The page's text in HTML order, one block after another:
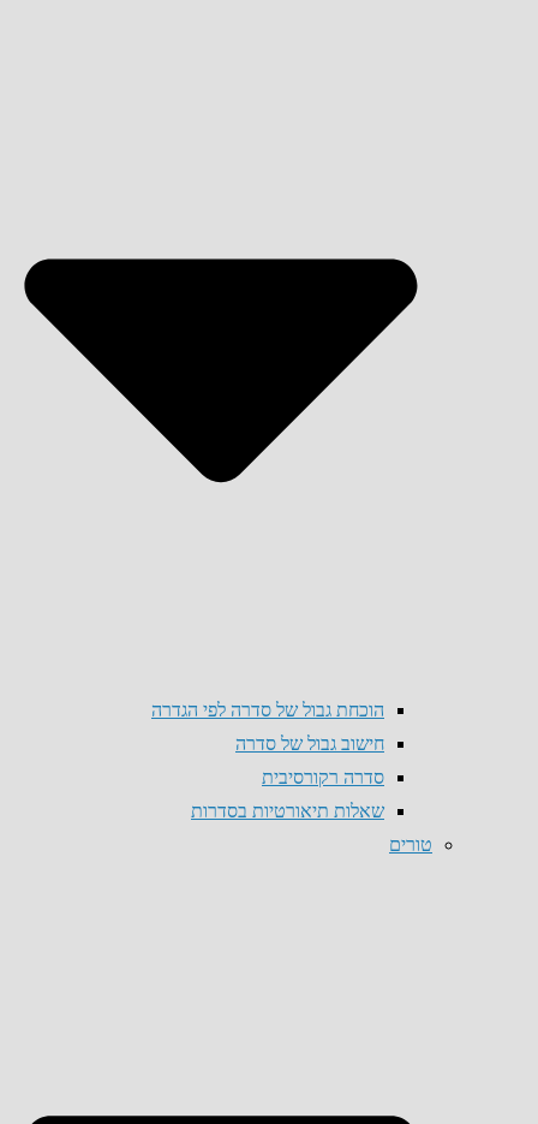
הוכחת גבול של סדרה לפי הגדרה
חישוב גבול של סדרה
סדרה רקורסיבית
שאלות תיאורטיות בסדרות
טורים